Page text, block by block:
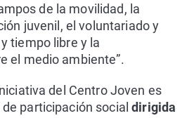
de la movilidad, la
juvenil, el voluntariado y
tiempo libre y la
el medio ambiente”.
del Centro Joven es
participación social dirigida